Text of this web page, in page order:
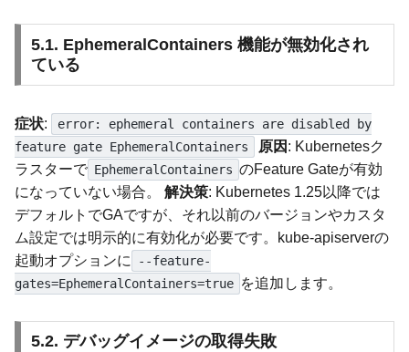
5.1. EphemeralContainers 機能が無効化され
ている
症状:
error: ephemeral containers are disabled by
feature gate EphemeralContainers
原因 : Kubernetesク
ラスターで EphemeralContainers のFeature Gateが有効
になっていない場合。 解決策: Kubernetes 1.25以降では
デフォルトでGAですが、それ以前のバージョンやカスタ
ム設定では明示的に有効化が必要です。kube-apiserverの
起動オプションに
--feature-
gates=EphemeralContainers=true を追加します。
5.2. デバッグイメージの取得失敗